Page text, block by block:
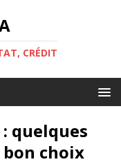
CRÉDIT
quelques
choix